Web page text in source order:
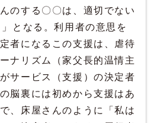
のする〇〇は、適切でない
となる。利用者の意思を
者になるこの支援は、虐待
ナリズム（家父長的温情主
サービス（支援）の決定者
脳裏には初めから支援はあ
、床屋さんのように「私は